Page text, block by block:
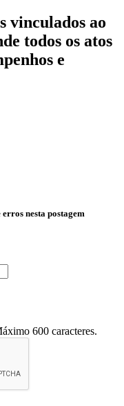
vinculados ao
todos os atos
e
erros nesta postagem
600 caracteres.